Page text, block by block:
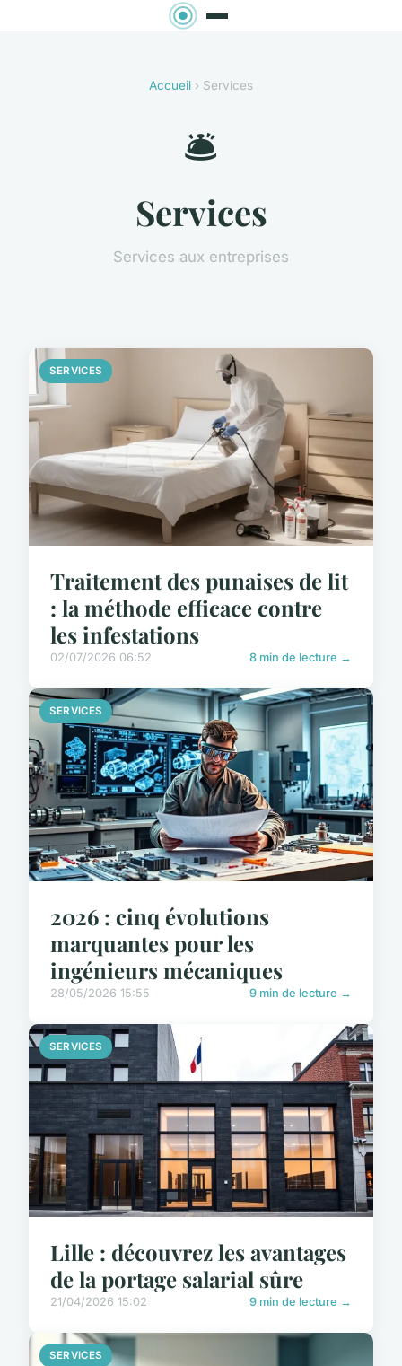
Accueil › Services
🛎️
Services
Services aux entreprises
SERVICES
Traitement des punaises de lit
: la méthode efficace contre
les infestations
02/07/2026 06:52 8 min de lecture →
SERVICES
2026 : cinq évolutions
marquantes pour les
ingénieurs mécaniques
28/05/2026 15:55 9 min de lecture →
SERVICES
Lille : découvrez les avantages
de la portage salarial sûre
21/04/2026 15:02 9 min de lecture →
SERVICES